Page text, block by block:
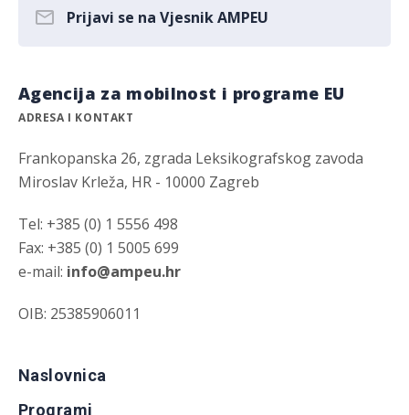
Prijavi se na Vjesnik AMPEU
Agencija za mobilnost i programe EU
ADRESA I KONTAKT
Frankopanska 26, zgrada Leksikografskog zavoda
Miroslav Krleža, HR - 10000 Zagreb
Tel: +385 (0) 1 5556 498
Fax: +385 (0) 1 5005 699
e-mail: info@ampeu.hr
OIB: 25385906011
Naslovnica
Programi